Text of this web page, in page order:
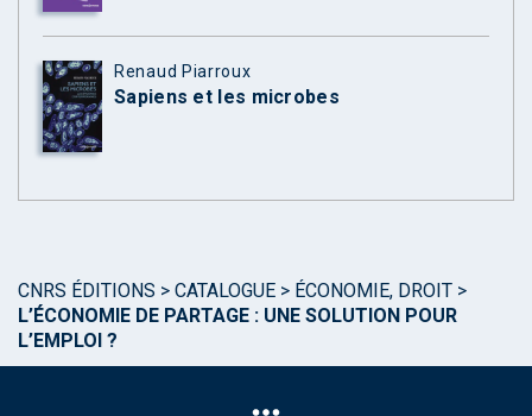
Renaud Piarroux
Sapiens et les microbes
CNRS ÉDITIONS > CATALOGUE > ÉCONOMIE, DROIT >
L’ÉCONOMIE DE PARTAGE : UNE SOLUTION POUR
L’EMPLOI ?